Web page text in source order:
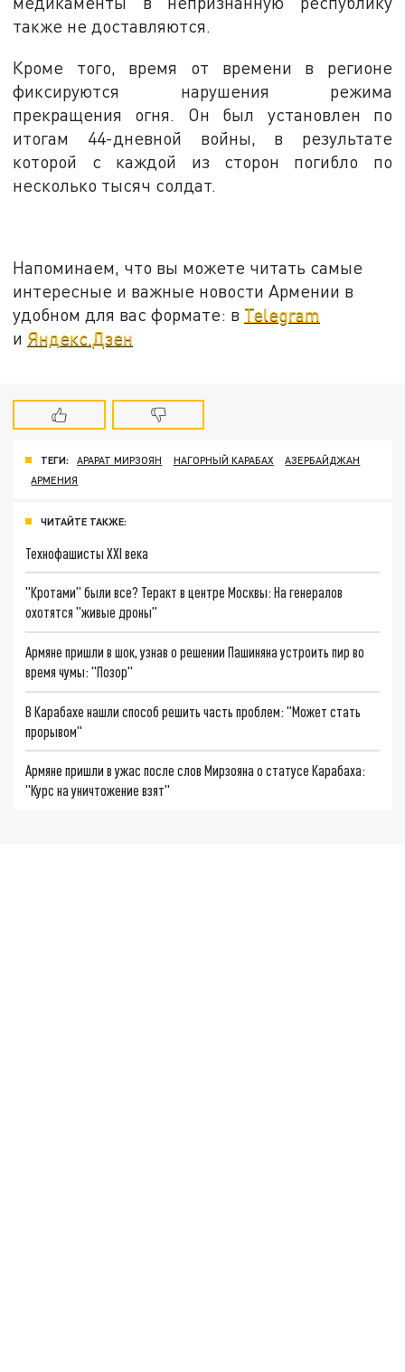
также не доставляются.
Кроме того, время от времени в регионе
фиксируются нарушения режима
прекращения огня. Он был установлен по
итогам 44-дневной войны, в результате
которой с каждой из сторон погибло по
несколько тысяч солдат.
Напоминаем, что вы можете читать самые
интересные и важные новости Армении в
удобном для вас формате: в Telegram
и Яндекс.Дзен
ТЕГИ: АРАРАТ МИРЗОЯН НАГОРНЫЙ КАРАБАХ
АЗЕРБАЙДЖАН
АРМЕНИЯ
ЧИТАЙТЕ ТАКЖЕ:
Технофашисты XXI века
"Кротами" были все? Теракт в центре Москвы: На генералов
охотятся "живые дроны"
Армяне пришли в шок, узнав о решении Пашиняна устроить пир во
время чумы: "Позор"
В Карабахе нашли способ решить часть проблем: "Может стать
прорывом"
Армяне пришли в ужас после слов Мирзояна о статусе Карабаха:
"Курс на уничтожение взят"